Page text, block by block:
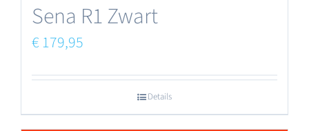
Sena R1 Zwart
€179,95
Details